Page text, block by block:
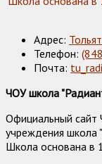
Адрес:
Телефон:
Почта:
ЧОУ школа
Официальный сайт
учреждения школа
Школа основана в